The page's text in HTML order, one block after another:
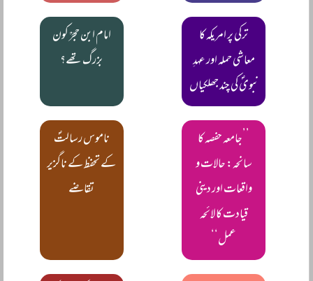
ترکی پر امریکہ کا
معاشی حملہ اور عہدِ
نبویؐ کی چند جھلکیاں
امام ابن حجرؒ کون
بزرگ تھے؟
’’جامعہ حفصہ کا
سانحہ: حالات و
واقعات اور دینی
قیادت کا لائحہ
عمل‘‘
ناموس رسالتؐ
کے تحفظ کے ناگزیر
تقاضے